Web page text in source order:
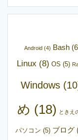
Android (4) Bash
Linux (8) OS (5)
Windows
め (18) ときえ
パソコン (5) ブログ